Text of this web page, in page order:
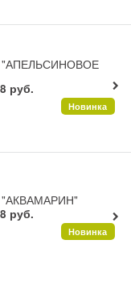
руб.
Новинка
руб.
Новинка